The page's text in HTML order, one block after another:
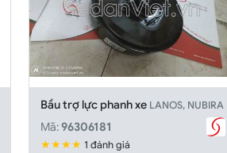
Bầu trợ lực phanh xe LANOS, NUBIRA
Mã:96306181
★★★★ 1 đánh giá